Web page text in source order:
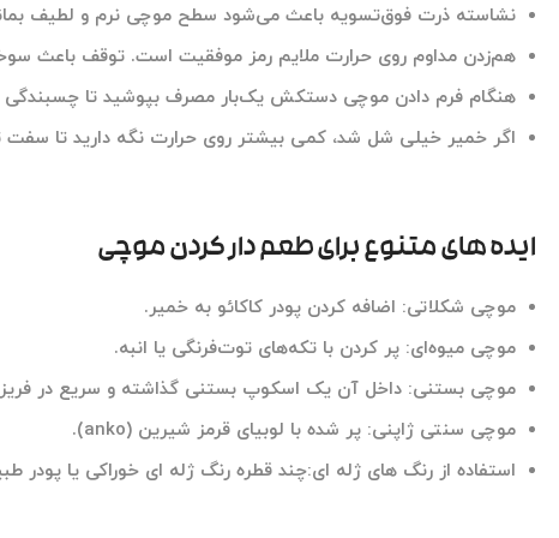
نشاسته ذرت فوق‌تسویه باعث می‌شود سطح موچی نرم و لطیف
هم‌زدن مداوم روی حرارت ملایم رمز موفقیت است. توقف باعث
هنگام فرم دادن موچی دستکش یک‌بار مصرف بپوشید تا چسبندگی
اگر خمیر خیلی شل شد، کمی بیشتر روی حرارت نگه دارید تا سفت
ایده های متنوع برای طعم دار کردن موچی
موچی شکلاتی: اضافه کردن پودر کاکائو به خمیر.
موچی میوه‌ای: پر کردن با تکه‌های توت‌فرنگی یا انبه.
موچی بستنی: داخل آن یک اسکوپ بستنی گذاشته و سریع در
موچی سنتی ژاپنی: پر شده با لوبیای قرمز شیرین (anko).
استفاده از رنگ های ژله ای:چند قطره رنگ ژله ای خوراکی یا پودر